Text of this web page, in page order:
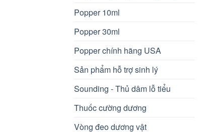
Popper 10ml
Popper 30ml
Popper chính hãng USA
Sản phẩm hỗ trợ sinh lý
Sounding - Thủ dâm lỗ tiểu
Thuốc cường dương
Vòng đeo dương vật